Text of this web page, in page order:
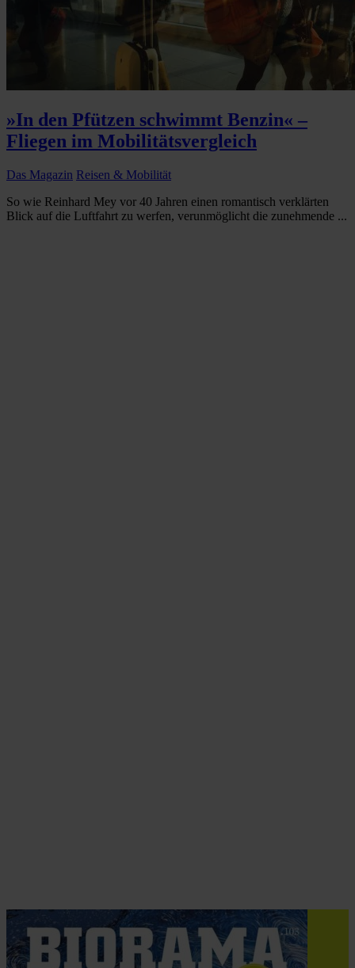
»In den Pfützen schwimmt Benzin« –
Fliegen im Mobilitätsvergleich
Das Magazin Reisen & Mobilität
So wie Reinhard Mey vor 40 Jahren einen romantisch verklärten
Blick auf die Luftfahrt zu werfen, verunmöglicht die zunehmende ...